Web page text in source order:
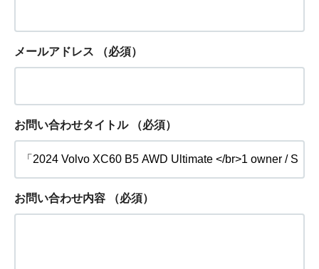
メールアドレス （必須）
お問い合わせタイトル （必須）
お問い合わせ内容 （必須）